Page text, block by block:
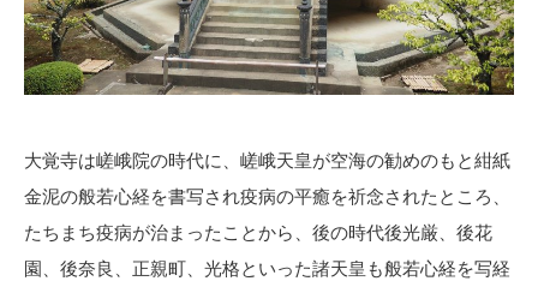
大覚寺は嵯峨院の時代に、嵯峨天皇が空海の勧めのもと紺紙
金泥の般若心経を書写され疫病の平癒を祈念されたところ、
たちまち疫病が治まったことから、後の時代後光厳、後花
園、後奈良、正親町、光格といった諸天皇も般若心経を写経